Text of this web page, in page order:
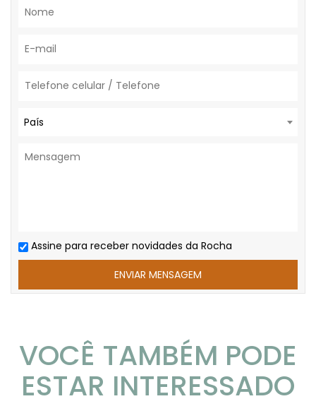
País
Assine para receber novidades da Rocha
VOCÊ TAMBÉM PODE
ESTAR INTERESSADO